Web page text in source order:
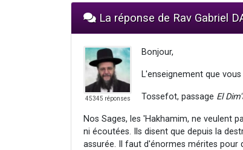
La réponse de Rav Gabriel
45345 réponses
Bonjour,
L'enseignement que
Tossefot, passage El
Nos Sages, les 'Hakhamim, ne veulent
ni écoutées. Ils disent que depuis la
assurée. Il faut d'énormes mérites pour